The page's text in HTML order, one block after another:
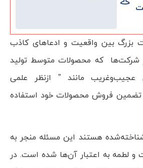
بزرگ بین واقعیت و ادعاهای کاذب
شرکت‌ها که محصولات متوسط تولید
عجیب‌وغریب مانند ” ازنظر علمی
تضمین فروش محصولات خود استفاده
هستند این مسئله منجر به
و لطمه به اعتبار آن‌ها شده است. در